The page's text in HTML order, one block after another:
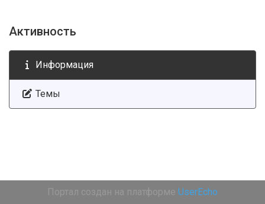
Активность
Информация
Темы
Портал создан на платформе UserEcho